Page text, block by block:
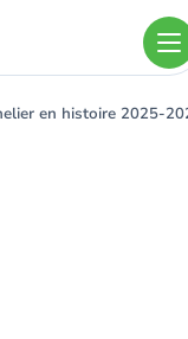
en histoire 2025-